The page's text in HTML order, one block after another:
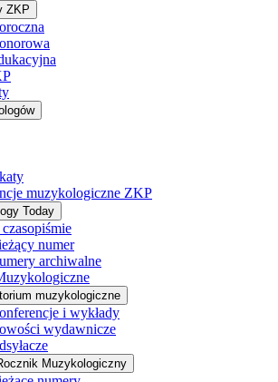
ZKP
muzykologiczne ZKP
Today
numer
archiwalne
muzykologiczne
i wykłady
wydawnicze
Muzykologiczny